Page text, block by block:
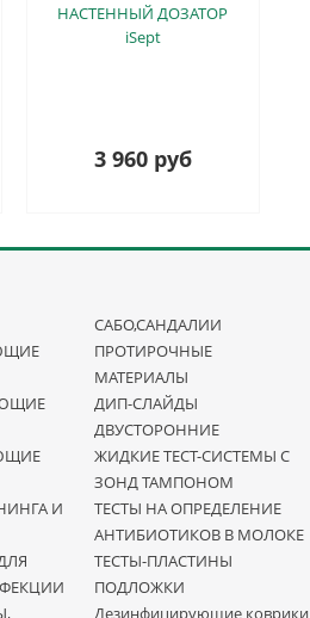
НАСТЕННЫЙ ДОЗАТОР
iSept
3 960 руб
И
САБО,САНДАЛИИ
ПРОТИРОЧНЫЕ
МАТЕРИАЛЫ
ДИП-СЛАЙДЫ
ДВУСТОРОННИЕ
ЖИДКИЕ ТЕСТ-СИСТЕМЫ С
ЗОНД ТАМПОНОМ
ТЕСТЫ НА ОПРЕДЕЛЕНИЕ
АНТИБИОТИКОВ В МОЛОКЕ
ТЕСТЫ-ПЛАСТИНЫ
ПОДЛОЖКИ
Дезинфицирующие коврики